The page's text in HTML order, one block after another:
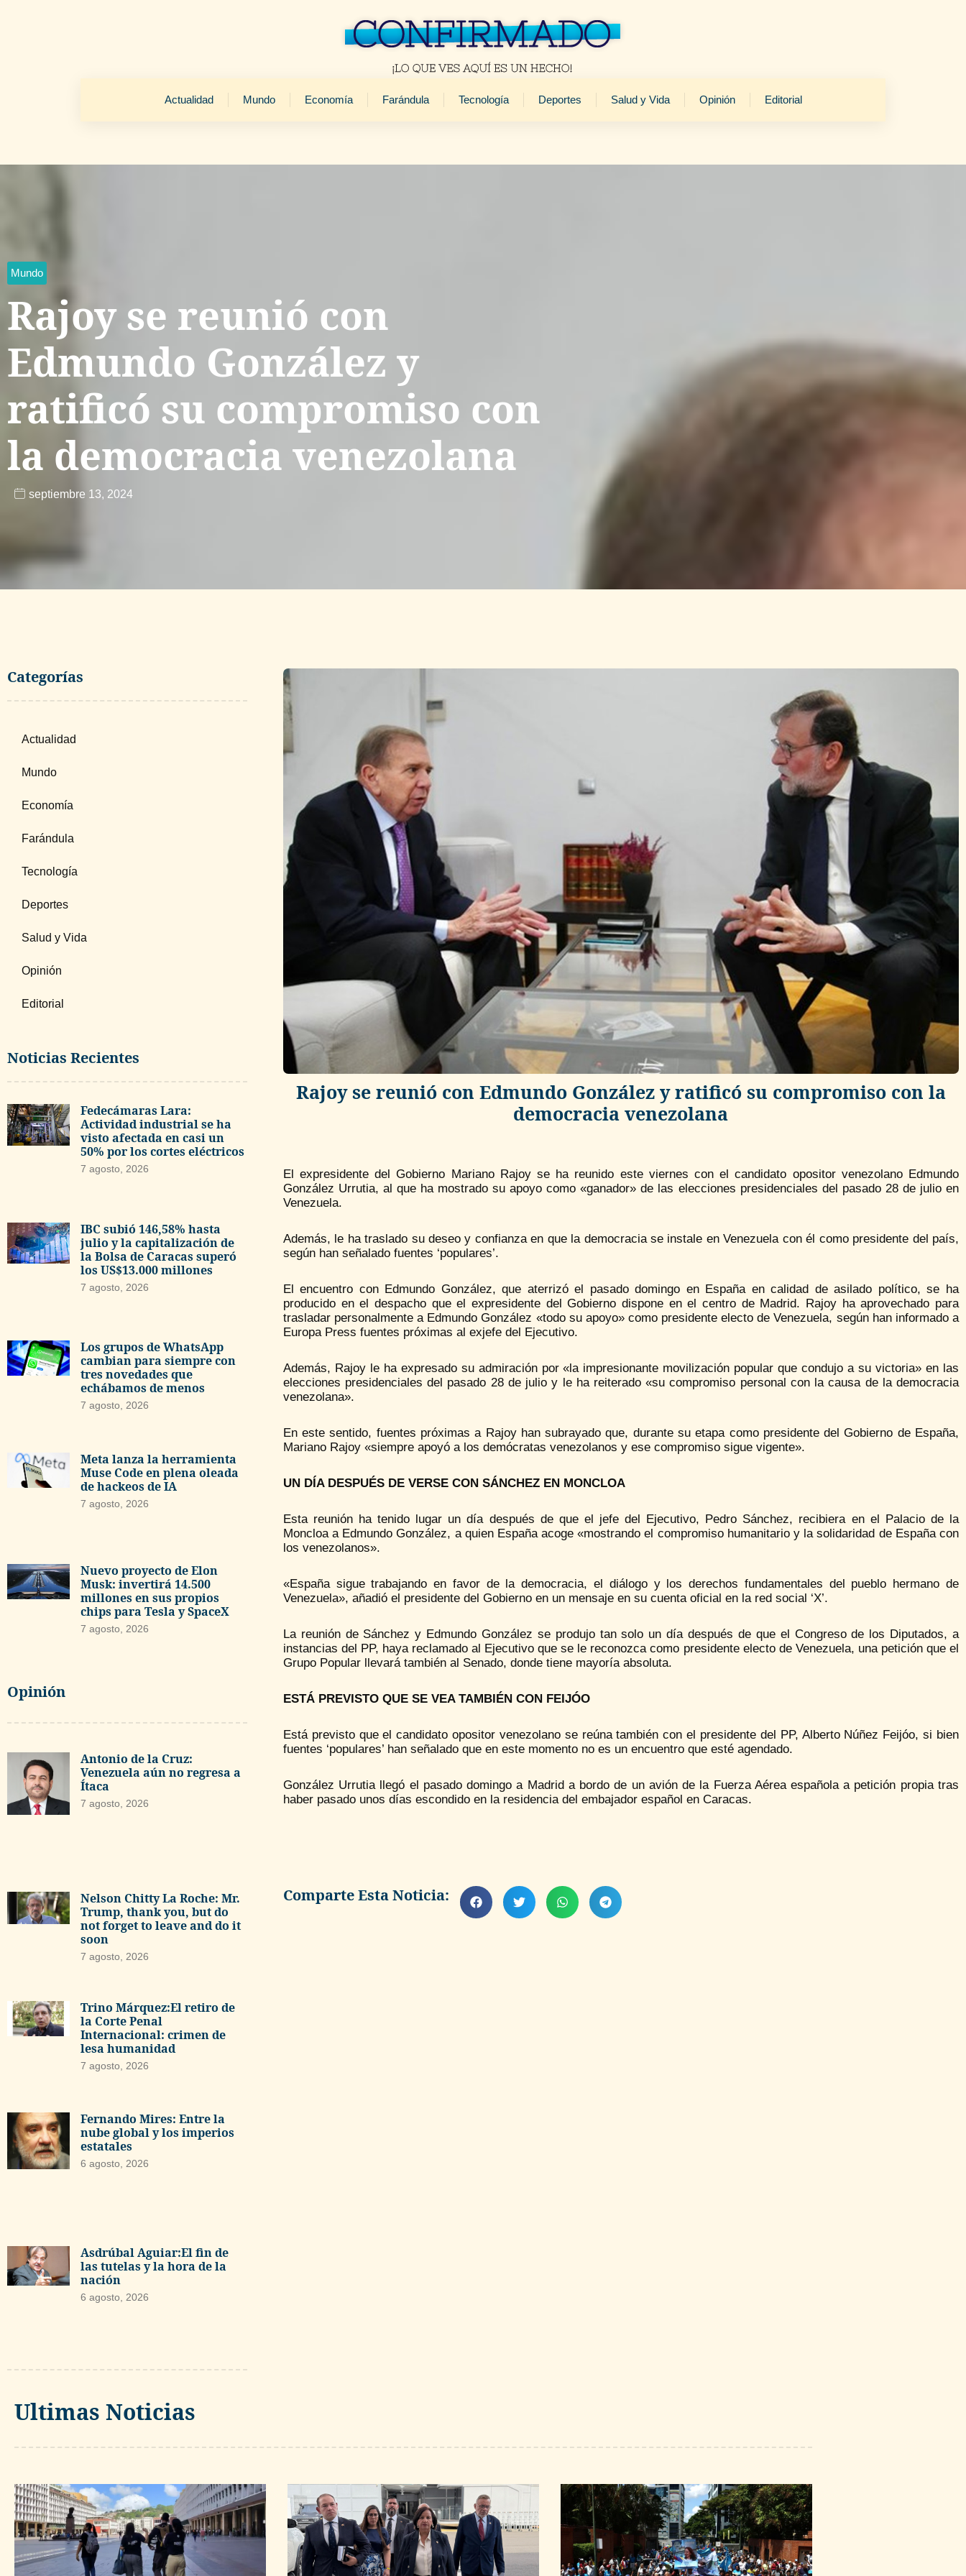
Actualidad Mundo Economía Farándula Tecnología Deportes Salud y Vida Opinión Editorial
Mundo
Rajoy se reunió con
Edmundo González y
ratificó su compromiso con
la democracia venezolana
septiembre 13, 2024
Categorías
Actualidad
Mundo
Economía
Farándula
Tecnología
Deportes
Salud y Vida
Opinión
Editorial
Noticias Recientes
Fedecámaras Lara:
Actividad industrial se ha
visto afectada en casi un
50% por los cortes eléctricos
7 agosto, 2026
IBC subió 146,58% hasta
julio y la capitalización de
la Bolsa de Caracas superó
los US$13.000 millones
7 agosto, 2026
Los grupos de WhatsApp
cambian para siempre con
tres novedades que
echábamos de menos
7 agosto, 2026
Meta lanza la herramienta
Muse Code en plena oleada
de hackeos de IA
7 agosto, 2026
Nuevo proyecto de Elon
Musk: invertirá 14.500
millones en sus propios
chips para Tesla y SpaceX
7 agosto, 2026
Opinión
Antonio de la Cruz:
Venezuela aún no regresa a
Ítaca
7 agosto, 2026
Nelson Chitty La Roche: Mr.
Trump, thank you, but do
not forget to leave and do it
soon
7 agosto, 2026
Trino Márquez:El retiro de
la Corte Penal
Internacional: crimen de
lesa humanidad
7 agosto, 2026
Fernando Mires: Entre la
nube global y los imperios
estatales
6 agosto, 2026
Asdrúbal Aguiar:El fin de
las tutelas y la hora de la
nación
6 agosto, 2026
Rajoy se reunió con Edmundo González y ratificó su compromiso con la
democracia venezolana
El expresidente del Gobierno Mariano Rajoy se ha reunido este viernes con el candidato opositor venezolano Edmundo
González Urrutia, al que ha mostrado su apoyo como «ganador» de las elecciones presidenciales del pasado 28 de julio en
Venezuela.
Además, le ha traslado su deseo y confianza en que la democracia se instale en Venezuela con él como presidente del país,
según han señalado fuentes ‘populares’.
El encuentro con Edmundo González, que aterrizó el pasado domingo en España en calidad de asilado político, se ha
producido en el despacho que el expresidente del Gobierno dispone en el centro de Madrid. Rajoy ha aprovechado para
trasladar personalmente a Edmundo González «todo su apoyo» como presidente electo de Venezuela, según han informado a
Europa Press fuentes próximas al exjefe del Ejecutivo.
Además, Rajoy le ha expresado su admiración por «la impresionante movilización popular que condujo a su victoria» en las
elecciones presidenciales del pasado 28 de julio y le ha reiterado «su compromiso personal con la causa de la democracia
venezolana».
En este sentido, fuentes próximas a Rajoy han subrayado que, durante su etapa como presidente del Gobierno de España,
Mariano Rajoy «siempre apoyó a los demócratas venezolanos y ese compromiso sigue vigente».
UN DÍA DESPUÉS DE VERSE CON SÁNCHEZ EN MONCLOA
Esta reunión ha tenido lugar un día después de que el jefe del Ejecutivo, Pedro Sánchez, recibiera en el Palacio de la
Moncloa a Edmundo González, a quien España acoge «mostrando el compromiso humanitario y la solidaridad de España con
los venezolanos».
«España sigue trabajando en favor de la democracia, el diálogo y los derechos fundamentales del pueblo hermano de
Venezuela», añadió el presidente del Gobierno en un mensaje en su cuenta oficial en la red social ‘X’.
La reunión de Sánchez y Edmundo González se produjo tan solo un día después de que el Congreso de los Diputados, a
instancias del PP, haya reclamado al Ejecutivo que se le reconozca como presidente electo de Venezuela, una petición que el
Grupo Popular llevará también al Senado, donde tiene mayoría absoluta.
ESTÁ PREVISTO QUE SE VEA TAMBIÉN CON FEIJÓO
Está previsto que el candidato opositor venezolano se reúna también con el presidente del PP, Alberto Núñez Feijóo, si bien
fuentes ‘populares’ han señalado que en este momento no es un encuentro que esté agendado.
González Urrutia llegó el pasado domingo a Madrid a bordo de un avión de la Fuerza Aérea española a petición propia tras
haber pasado unos días escondido en la residencia del embajador español en Caracas.
Comparte Esta Noticia:
Ultimas Noticias